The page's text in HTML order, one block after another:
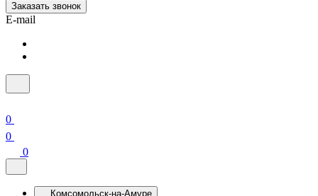
Заказать звонок
E-mail
0
0
0
Комсомольск-на-Амуре